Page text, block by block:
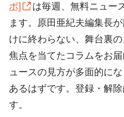
ポ]
は毎週、無料ニュー
ます。原田亜紀夫編集長
けに終わらない、舞台裏
焦点を当てたコラムをお
ュースの見方が多面的に
あるはずです。登録・解
す。